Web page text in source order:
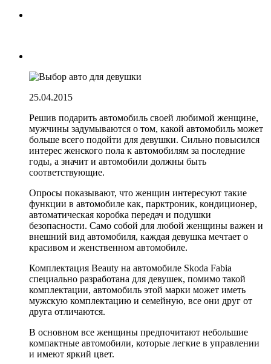
25.04.2015
Решив подарить автомобиль своей любимой женщине,
мужчины задумываются о том, какой автомобиль может
больше всего подойти для девушки. Сильно повысился
интерес женского пола к автомобилям за последние
годы, а значит и автомобили должны быть
соответствующие.
Опросы показывают, что женщин интересуют такие
функции в автомобиле как, парктроник, кондиционер,
автоматическая коробка передач и подушки
безопасности. Само собой для любой женщины важен и
внешний вид автомобиля, каждая девушка мечтает о
красивом и женственном автомобиле.
Комплектация Beauty на автомобиле Skoda Fabia
специально разработана для девушек, помимо такой
комплектации, автомобиль этой марки может иметь
мужскую комплектацию и семейную, все они друг от
друга отличаются.
В основном все женщины предпочитают небольшие
компактные автомобили, которые легкие в управлении
и имеют яркий цвет.